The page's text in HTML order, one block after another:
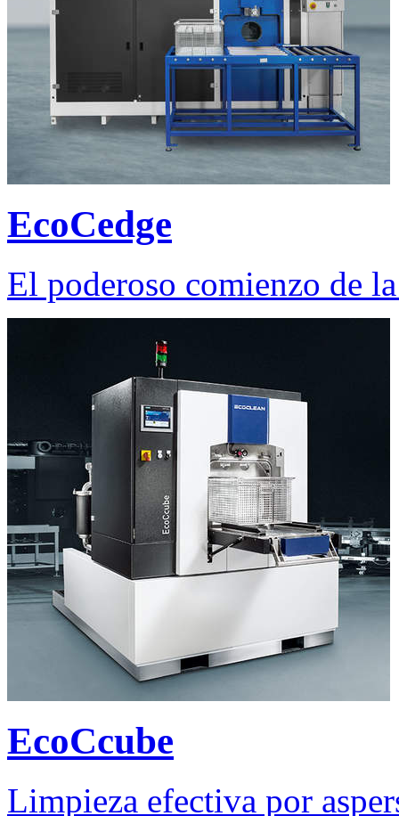
EcoCedge
El poderoso comienzo de
EcoCcube
Limpieza efectiva por